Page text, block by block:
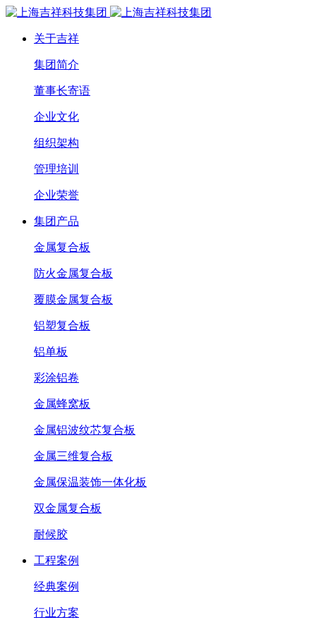
关于吉祥
集团简介
董事长寄语
企业文化
组织架构
管理培训
企业荣誉
集团产品
金属复合板
防火金属复合板
覆膜金属复合板
铝塑复合板
铝单板
彩涂铝卷
金属蜂窝板
金属铝波纹芯复合板
金属三维复合板
金属保温装饰一体化板
双金属复合板
耐候胶
工程案例
经典案例
行业方案